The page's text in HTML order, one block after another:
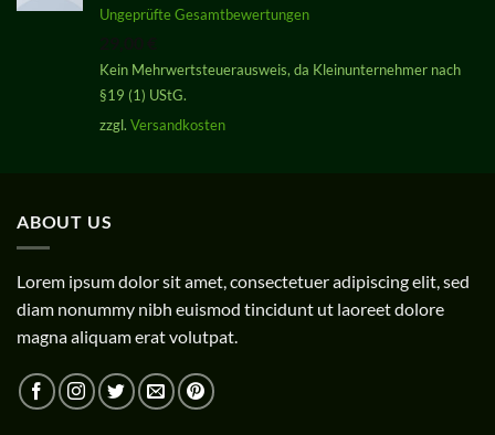
Bewertet
Ungeprüfte Gesamtbewertungen
Kein Mehrwertsteuerausweis, da Kleinunternehmer nach
§19 (1) UStG.
zzgl. Versandkosten
ABOUT US
Lorem ipsum dolor sit amet, consectetuer adipiscing elit, sed
diam nonummy nibh euismod tincidunt ut laoreet dolore
magna aliquam erat volutpat.